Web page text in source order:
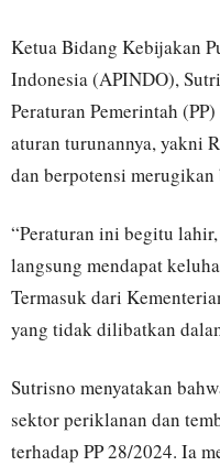
Ketua Bidang Kebijakan
Indonesia (APINDO),
Peraturan Pemerintah
aturan turunannya, yakni
dan berpotensi
“Peraturan ini begitu
langsung mendapat
Termasuk dari
yang tidak dilibatkan
Sutrisno menyatakan
sektor periklanan dan
terhadap PP 28/2024. Ia